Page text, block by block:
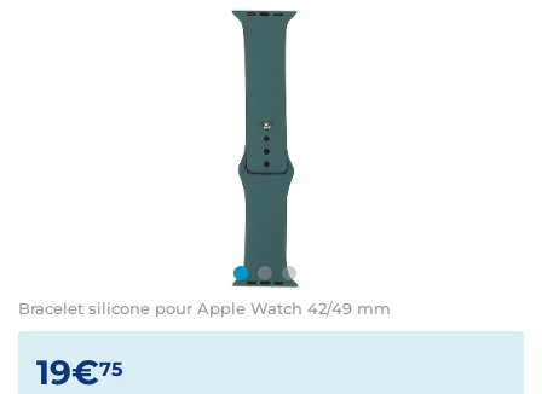
Bracelet silicone pour Apple Watch 42/49 mm
19€75